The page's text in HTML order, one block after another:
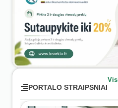
PORTALO STRAIPSNIAI